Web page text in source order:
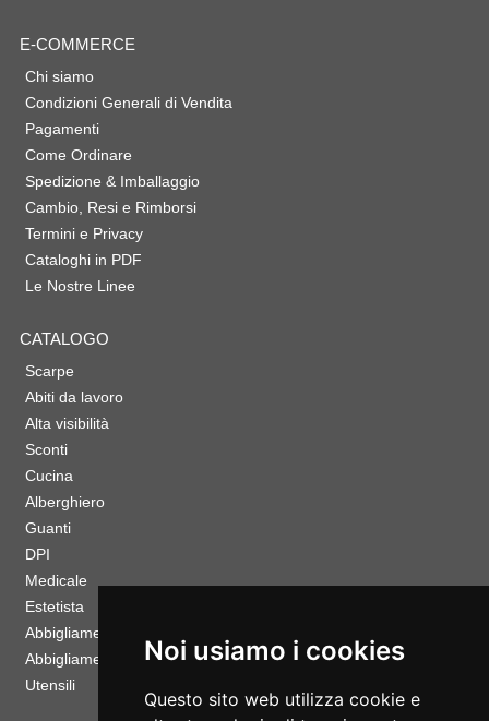
Noi usiamo i cookies
Questo sito web utilizza cookie e
E-COMMERCE
Chi siamo
Condizioni Generali di Vendita
Pagamenti
Come Ordinare
Spedizione & Imballaggio
Cambio, Resi e Rimborsi
Termini e Privacy
Cataloghi in PDF
Le Nostre Linee
CATALOGO
Scarpe
Abiti da lavoro
Alta visibilità
Sconti
Cucina
Alberghiero
Guanti
DPI
Medicale
Estetista
Abbigliamento Sportivo
Abbigliamento Bambino
Utensili